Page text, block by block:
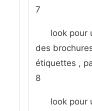
7
look pour
des
étiquettes ,
8
look pour